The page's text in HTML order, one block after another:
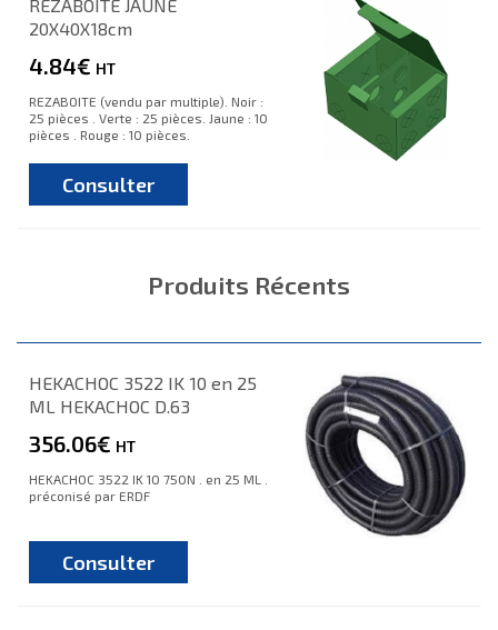
REZABOITE JAUNE
20X40X18cm
4.84€ HT
REZABOITE (vendu par multiple). Noir :
25 pièces . Verte : 25 pièces. Jaune : 10
pièces . Rouge : 10 pièces.
Consulter
Produits Récents
HEKACHOC 3522 IK 10 en 25
ML HEKACHOC D.63
356.06€ HT
HEKACHOC 3522 IK 10 750N . en 25 ML .
préconisé par ERDF
Consulter